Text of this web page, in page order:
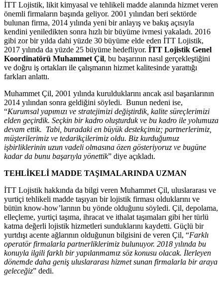
İTT Lojistik, likit kimyasal ve tehlikeli madde alanında hizmet veren
önemli firmaların başında geliyor. 2001 yılından beri sektörde
bulunan firma, 2014 yılında yeni bir anlayış ve bakış açısıyla
kendini yeniledikten sonra hızlı bir büyüme ivmesi yakaladı. 2016
gibi zor bir yılda dahi yüzde 30 büyüme elde eden İTT Lojistik,
2017 yılında da yüzde 25 büyüme hedefliyor. İTT Lojistik Genel
Koordinatörü Muhammet Çil, bu başarının nasıl gerçekleştiğini
ve doğru iş ortakları ile çalışmanın hizmet kalitesinde yarattığı
farkları anlattı.
Muhammet Çil, 2001 yılında kurulduklarını ancak asıl başarılarının
2014 yılından sonra geldiğini söyledi. Bunun nedeni ise,
“Kurumsal yapımızı ve stratejimizi değiştirdik, kalite süreçlerimizi
elden geçirdik. Seçkin bir kadro oluşturduk ve bu kadro ile yolumuza
devam ettik. Tabi, buradaki en büyük destekçimiz; partnerlerimiz,
müşterilerimiz ve tedarikçilerimiz oldu. Biz kurduğumuz
işbirliklerinin uzun vadeli olmasına özen gösteriyoruz ve bugüne
kadar da bunu başarıyla yönettik” diye açıkladı.
TEHLİKELİ MADDE TAŞIMALARINDA UZMAN
İTT Lojistik hakkında da bilgi veren Muhammet Çil, uluslararası ve
yurtiçi tehlikeli madde taşıyan bir lojistik firması olduklarını ve
bütün know-how’larının bu yönde olduğunu söyledi. Çil, depolama,
elleçleme, yurtiçi taşıma, ihracat ve ithalat taşımaları gibi her türlü
katma değerli lojistik hizmetleri sunduklarını kaydetti. Güçlü bir
yurtdışı acente ağlarının olduğunun bilgisini de veren Çil, “Farklı
operatör firmalarla partnerliklerimiz bulunuyor. 2018 yılında bu
konuyla ilgili farklı bir yapılanmamız söz konusu olacak. İlerleyen
dönemde daha geniş uluslararası hizmet sunan firmalarla bir araya
geleceğiz” dedi.